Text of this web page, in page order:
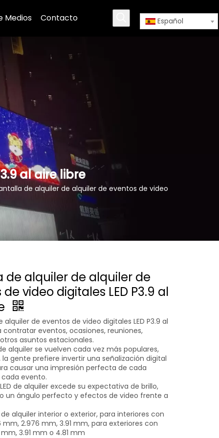
Medios Contacto Español
al aire libre
de alquiler de alquiler de eventos de video
de alquiler de alquiler de
video digitales LED P3.9 al
alquiler de eventos de video digitales LED P3.9 al
contratar eventos, ocasiones, reuniones,
asuntos estacionales.
alquiler se vuelven cada vez más populares,
la gente prefiere invertir una señalización digital
causar una impresión perfecta de cada
evento.
de alquiler excede su expectativa de brillo,
un ángulo perfecto y efectos de video frente a
alquiler interior o exterior, para interiores con
mm, 2.976 mm, 3.91 mm, para exteriores con
3.91 mm o 4.81 mm